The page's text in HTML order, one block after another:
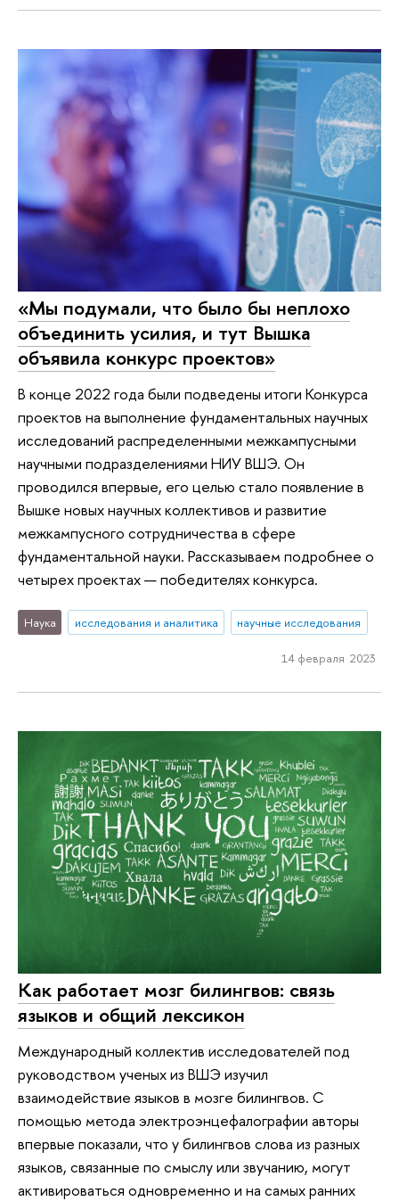
«Мы подумали, что было бы неплохо
объединить усилия, и тут Вышка
объявила конкурс проектов»
В конце 2022 года были подведены итоги Конкурса
проектов на выполнение фундаментальных научных
исследований распределенными межкампусными
научными подразделениями НИУ ВШЭ. Он
проводился впервые, его целью стало появление в
Вышке новых научных коллективов и развитие
межкампусного сотрудничества в сфере
фундаментальной науки. Рассказываем подробнее о
четырех проектах — победителях конкурса.
Наука исследования и аналитика научные исследования
14 февраля 2023
Как работает мозг билингвов: связь
языков и общий лексикон
Международный коллектив исследователей под
руководством ученых из ВШЭ изучил
взаимодействие языков в мозге билингвов. С
помощью метода электроэнцефалографии авторы
впервые показали, что у билингвов слова из разных
языков, связанные по смыслу или звучанию, могут
активироваться одновременно и на самых ранних